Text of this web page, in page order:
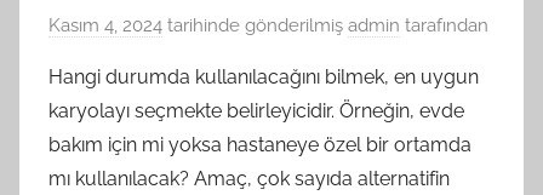
Kasım 4, 2024 tarihinde gönderilmiş admin tarafından
Hangi durumda kullanılacağını bilmek, en uygun
karyolayı seçmekte belirleyicidir. Örneğin, evde
bakım için mi yoksa hastaneye özel bir ortamda
mı kullanılacak? Amaç, çok sayıda alternatifin